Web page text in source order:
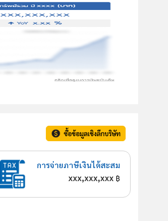
ซื้อข้อมูลเชิงลึกบริษัท
การจ่ายภาษีเงินได้สะสม
xxx,xxx,xxx ฿